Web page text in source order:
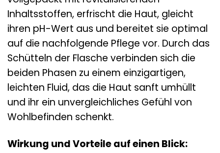
Inhaltsstoffen, erfrischt die Haut, gleicht
ihren pH-Wert aus und bereitet sie optimal
auf die nachfolgende Pflege vor. Durch das
Schütteln der Flasche verbinden sich die
beiden Phasen zu einem einzigartigen,
leichten Fluid, das die Haut sanft umhüllt
und ihr ein unvergleichliches Gefühl von
Wohlbefinden schenkt.
Wirkung und Vorteile auf einen Blick: